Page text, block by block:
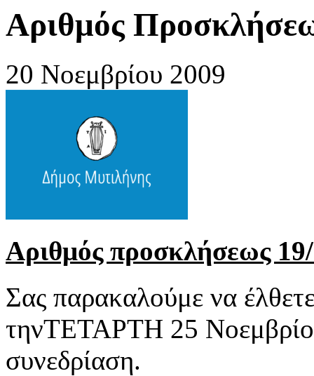
Αριθμός
20 Νοεμβρίου 2009
Αριθμός προσκλήσεως
Σας παρακαλούμε να
τηνΤΕΤΑΡΤΗ 25
συνεδρίαση.